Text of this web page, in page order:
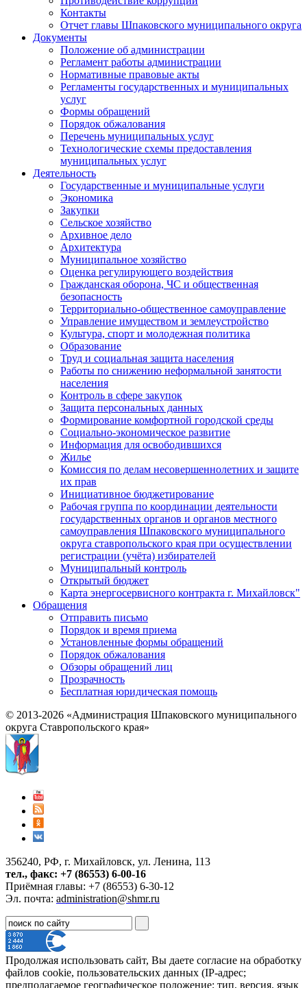
Контакты
Отчет главы Шпаковского муниципального округа
Документы
Положение об администрации
Регламент работы администрации
Нормативные правовые акты
Регламенты государственных и муниципальных
услуг
Формы обращений
Порядок обжалования
Перечень муниципальных услуг
Технологические схемы предоставления
муниципальных услуг
Деятельность
Государственные и муниципальные услуги
Экономика
Закупки
Сельское хозяйство
Архивное дело
Архитектура
Муниципальное хозяйство
Оценка регулирующего воздействия
Гражданская оборона, ЧС и общественная
безопасность
Территориально-общественное самоуправление
Управление имуществом и землеустройство
Культура, спорт и молодежная политика
Образование
Труд и социальная защита населения
Работы по снижению неформальной занятости
населения
Контроль в сфере закупок
Защита персональных данных
Формирование комфортной городской среды
Социально-экономическое развитие
Информация для освободившихся
Жилье
Комиссия по делам несовершеннолетних и защите
их прав
Инициативное бюджетирование
Рабочая группа по координации деятельности
государственных органов и органов местного
самоуправления Шпаковского муниципального
округа ставропольского края при осуществлении
регистрации (учёта) избирателей
Муниципальный контроль
Открытый бюджет
Карта энергосервисного контракта г. Михайловск"
Обращения
Отправить письмо
Порядок и время приема
Установленные формы обращений
Порядок обжалования
Обзоры обращений лиц
Прозрачность
Бесплатная юридическая помощь
© 2013-2026 «Администрация Шпаковского муниципального
округа Ставропольского края»
356240, РФ, г. Михайловск, ул. Ленина, 113
тел., факс: +7 (86553) 6-00-16
Приёмная главы: +7 (86553) 6-30-12
Эл. почта: administration@shmr.ru
Продолжая использовать сайт, Вы даете согласие на обработку
файлов cookie, пользовательских данных (IP-адрес;
предполагаемое географическое положение; тип, версия, язык